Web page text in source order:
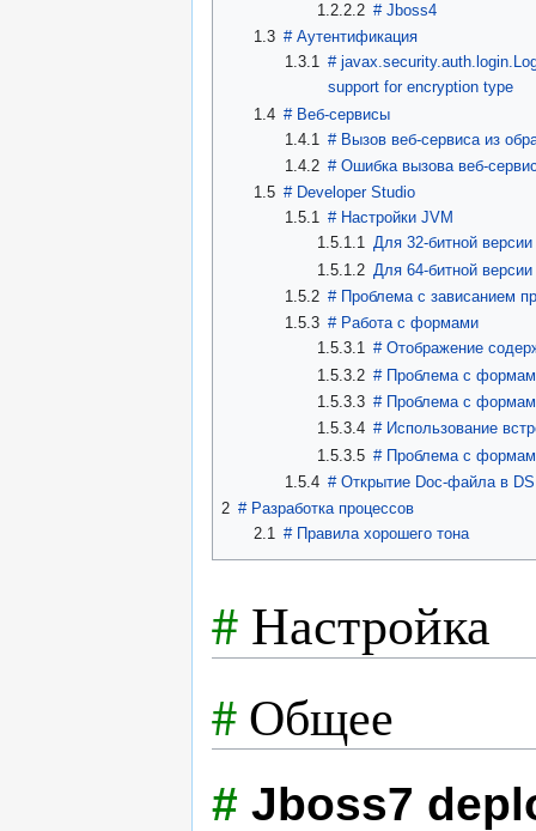
1.2.2.2 # Jboss4
1.3 # Аутентификация
1.3.1 #
support for encryption type
1.4 # Веб-сервисы
1.4.1
# Вызов веб-сервиса из
1.4.2 #Ошибка вызова веб-
1.5 # Developer Studio
1.5.1 # Настройки JVM
1.5.1.1 Для 32-битной версии
1.5.1.2 Для 64-битной версии
1.5.2 # Проблема с зависанием
1.5.3 # Работа с формами
1.5.3.1 # Отображение
1.5.3.2 # Проблема с
1.5.3.3 # Проблема с
1.5.3.4 # Использование
1.5.3.5 # Проблема с
1.5.4 #Открытие Doc-файла в
2 # Разработка процессов
2.1 # Правила хорошего тона
# Настройка
#Общее
# Jboss7